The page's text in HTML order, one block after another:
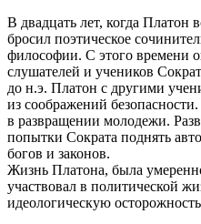
В двадцать лет, когда Платон
бросил поэтическое
философии. С этого времени
слушателей и учеников
до н.э. Платон с другими
из соображений
в развращении молодежи.
попытки Сократа поднять
богов и законов.
Жизнь Платона, была
участвовал в политической
идеологическую